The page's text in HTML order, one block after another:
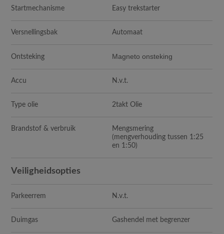
Startmechanisme Easy trekstarter
Versnellingsbak Automaat
Ontsteking Magneto onsteking
Accu N.v.t.
Type olie 2takt Olie
Brandstof & verbruik
Mengsmering
(mengverhouding tussen 1:25
en 1:50)
Veiligheidsopties
Parkeerrem N.v.t.
Duimgas Gashendel met begrenzer